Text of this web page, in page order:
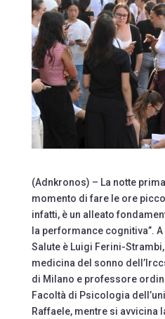
(Adnkronos) – La notte
momento di fare le ore
infatti, è un alleato
la performance cognitiva”.
Salute è Luigi Ferini-
medicina del sonno
di Milano e professore
Facoltà di Psicologia
Raffaele, mentre si avvicina